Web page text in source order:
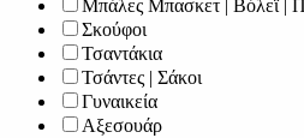
Μπάλες Μπασκετ | Βόλεϊ |
Σκούφοι
Τσαντάκια
Τσάντες | Σάκοι
Γυναικεία
Αξεσουάρ